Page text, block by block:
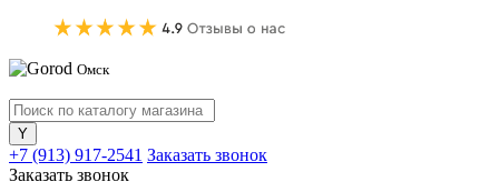
Омск
+7 (913) 917-2541 Заказать звонок
Заказать звонок